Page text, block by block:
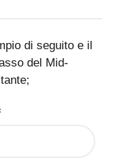
di seguito e il
del Mid-